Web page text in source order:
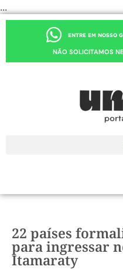
...
ENTRE EM NOSSO
NÃO SOLICITAMOS
22 países
para ingressar
Itamaraty